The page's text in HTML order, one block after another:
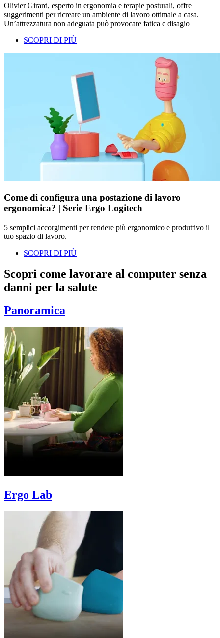
Olivier Girard, esperto in ergonomia e terapie posturali, offre
suggerimenti per ricreare un ambiente di lavoro ottimale a casa.
Un’attrezzatura non adeguata può provocare fatica e disagio
SCOPRI DI PIÙ
Come di configura una postazione di lavoro
ergonomica? | Serie Ergo Logitech
5 semplici accorgimenti per rendere più ergonomico e produttivo il
tuo spazio di lavoro.
SCOPRI DI PIÙ
Scopri come lavorare al computer senza
danni per la salute
Panoramica
Ergo Lab